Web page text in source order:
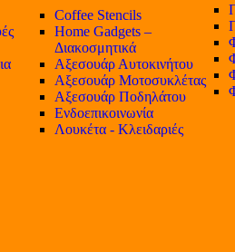
Coffee Stencils
Home Gadgets –
Διακοσμητικά
Αξεσουάρ Αυτοκινήτου
Αξεσουάρ Μοτοσυκλέτας
Αξεσουάρ Ποδηλάτου
Ενδοεπικοινωνία
Λουκέτα - Κλειδαριές